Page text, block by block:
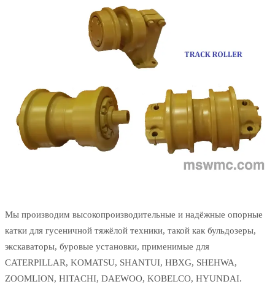
Мы производим высокопроизводительные и надёжные опорные
катки для гусеничной тяжёлой техники, такой как бульдозеры,
экскаваторы, буровые установки, применимые для
CATERPILLAR, KOMATSU, SHANTUI, HBXG, SHEHWA,
ZOOMLION, HITACHI, DAEWOO, KOBELCO, HYUNDAI.